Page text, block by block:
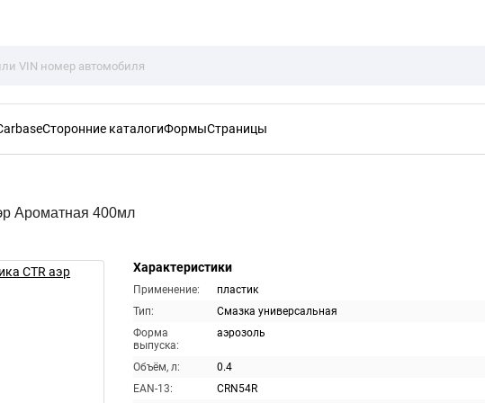
Сторонние каталогиФормыСтраницы
Ароматная 400мл
Характеристики
Применение:
пластик
Тип:
Смазка универсальная
Форма
выпуска:
аэрозоль
Объём, л:
0.4
EAN-13:
CRN54R